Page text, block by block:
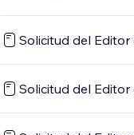
Solicitud del
Solicitud del